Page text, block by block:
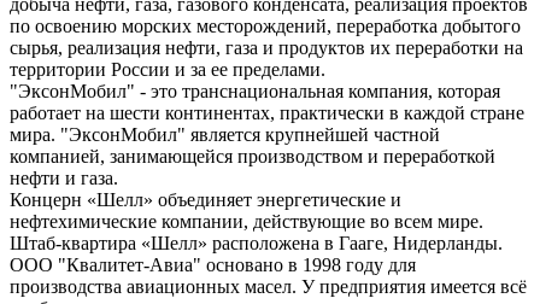
добыча нефти, газа, газового конденсата, реализация проектов
по освоению морских месторождений, переработка добытого
сырья, реализация нефти, газа и продуктов их переработки на
территории России и за ее пределами.
"ЭксонМобил" - это транснациональная компания, которая
работает на шести континентах, практически в каждой стране
мира. "ЭксонМобил" является крупнейшей частной
компанией, занимающейся производством и переработкой
нефти и газа.
Концерн «Шелл» объединяет энергетические и
нефтехимические компании, действующие во всем мире.
Штаб-квартира «Шелл» расположена в Гааге, Нидерланды.
ООО "Квалитет-Авиа" основано в 1998 году для
производства авиационных масел. У предприятия имеется всё